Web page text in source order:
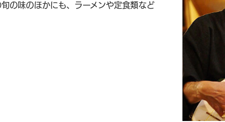
の味のほかにも、ラーメンや定食類など